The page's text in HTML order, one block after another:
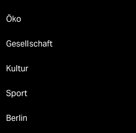
Öko
Gesellschaft
Kultur
Sport
Berlin